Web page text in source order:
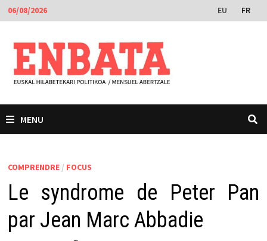
Passer
au
contenu
06/08/2026 EU FR
MENU
COMPRENDRE/ FOCUS
Le syndrome de Peter Pan
par Jean Marc Abbadie